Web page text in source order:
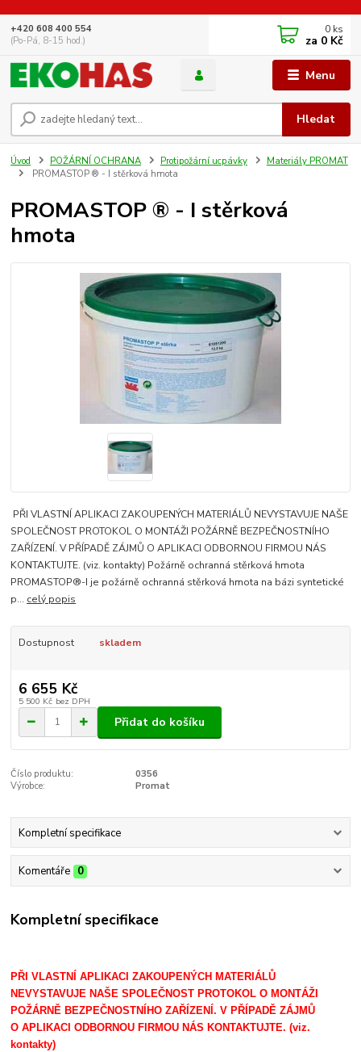
Menu
Hledat
+420 608 400 554
(Po-Pá, 8-15 hod.)
0 ks
za 0 Kč
Úvod POŽÁRNÍ OCHRANA Protipožární ucpávky
Materiály PROMAT
PROMASTOP ® - I stěrková hmota
PROMASTOP ® - I stěrková
hmota
PŘI VLASTNÍ APLIKACI ZAKOUPENÝCH MATERIÁLŮ NEVYSTAVUJE NAŠE
SPOLEČNOST PROTOKOL O MONTÁŽI POŽÁRNĚ BEZPEČNOSTNÍHO
ZAŘÍZENÍ. V PŘÍPADĚ ZÁJMŮ O APLIKACI ODBORNOU FIRMOU NÁS
KONTAKTUJTE. (viz. kontakty) Požárně ochranná stěrková hmota
PROMASTOP®-I je požárně ochranná stěrková hmota na bázi syntetické
p... celý popis
Dostupnost skladem
6 655 Kč
5 500 Kč bez DPH
Přidat do košíku
Číslo produktu:
0356
Výrobce:
Promat
Kompletní specifikace
Komentáře 0
Kompletní specifikace
PŘI VLASTNÍ APLIKACI ZAKOUPENÝCH MATERIÁLŮ
NEVYSTAVUJE NAŠE SPOLEČNOST PROTOKOL O MONTÁŽI
POŽÁRNĚ BEZPEČNOSTNÍHO ZAŘÍZENÍ. V PŘÍPADĚ ZÁJMŮ
O APLIKACI ODBORNOU FIRMOU NÁS KONTAKTUJTE. (viz.
kontakty)